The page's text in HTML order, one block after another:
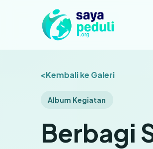
Kembali ke Galeri
Album Kegiatan
Berbagi